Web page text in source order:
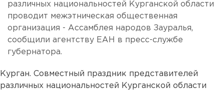
различных национальностей Курганской области
проводит межэтническая общественная
организация - Ассамблея народов Зауралья,
сообщили агентству ЕАН в пресс-службе
губернатора.
Курган. Совместный праздник представителей
различных национальностей Курганской области